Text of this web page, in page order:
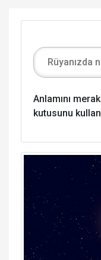
Anlamını
kutusunu